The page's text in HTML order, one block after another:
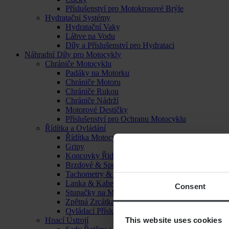
Consent
This website uses cookies
Příslušenství pro Motokrosové Brýle
Hydratační Systémy
Hydratační Vaky
Láhve na Vodu
Díly a Příslušenství pro Hydrataci
Náhradní Díly pro Motocykly
Chrániče Motocyklu
Padáky na Motorku
Chrániče Motoru
Chrániče Rukou
Chrániče Nádrží
Motorové Destičky
Příslušenství pro Ochranu Motocyklu
Řídítka a Ovládání
Řídítka Motocyklu
Gripy
Koncovky Řidítek
Brzdové & Spojkové Páčky
Tachometry & Hodiny
Lanka & Kabely
Stupačky na Motorku
Zpětná Zrcátka
Ovládací Příslušenství
Hnací Ústrojí